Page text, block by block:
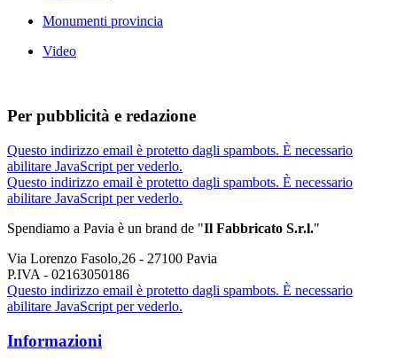
Monumenti provincia
Video
Per pubblicità e redazione
Questo indirizzo email è protetto dagli spambots. È necessario
abilitare JavaScript per vederlo.
Questo indirizzo email è protetto dagli spambots. È necessario
abilitare JavaScript per vederlo.
Spendiamo a Pavia è un brand de "Il Fabbricato S.r.l."
Via Lorenzo Fasolo,26 - 27100 Pavia
P.IVA - 02163050186
Questo indirizzo email è protetto dagli spambots. È necessario
abilitare JavaScript per vederlo.
Informazioni